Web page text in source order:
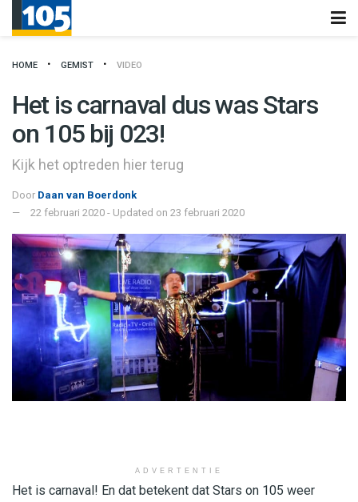
HOME GEMIST VIDEO
Het is carnaval dus was Stars
on 105 bij 023!
Kijk het optreden hier terug
Door Daan van Boerdonk
22 februari 2020 - Updated on 23 februari 2020
ADVERTENTIE
Het is carnaval! En dat betekent dat Stars on 105 weer